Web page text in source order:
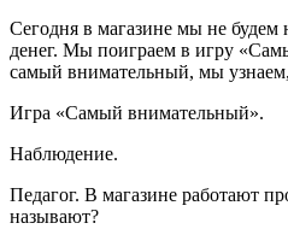
Сегодня в магазине мы не будем
денег. Мы поиграем в игру
самый внимательный, мы
Игра «Самый внимательный».
Наблюдение.
Педагог. В магазине работают
называют?